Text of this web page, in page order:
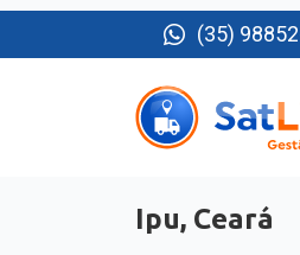
(35)
Ipu, Ceará